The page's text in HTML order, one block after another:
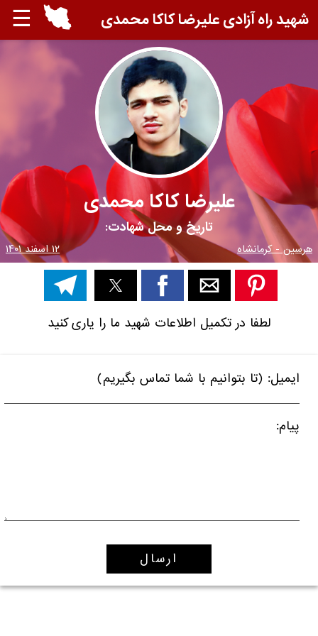
☰ شهید راه آزادی علیرضا کاکا محمدی
علیرضا کاکا محمدی
تاریخ و محل شهادت:
هرسین - کرمانشاه ۱۲ اسفند ۱۴۰۱
لطفا در تکمیل اطلاعات شهید ما را یاری کنید
ایمیل: (تا بتوانیم با شما تماس بگیریم)
پیام: